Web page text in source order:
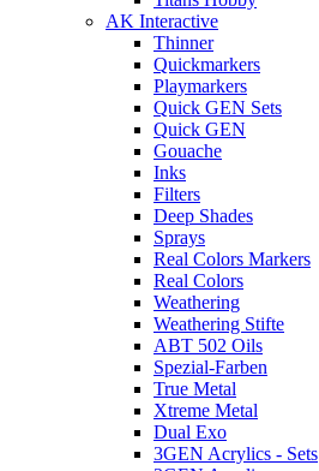
AK Interactive
Thinner
Quickmarkers
Playmarkers
Quick GEN Sets
Quick GEN
Gouache
Inks
Filters
Deep Shades
Sprays
Real Colors Markers
Real Colors
Weathering
Weathering Stifte
ABT 502 Oils
Spezial-Farben
True Metal
Xtreme Metal
Dual Exo
3GEN Acrylics - Sets